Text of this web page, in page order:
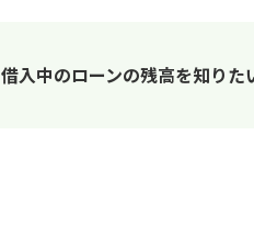
借入中のローンの残高を知りた